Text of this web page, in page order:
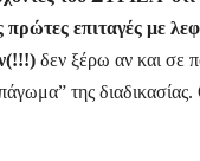
πρώτες επιταγές με
δεν ξέρω αν και σε
της